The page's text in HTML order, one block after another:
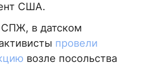
США.
в датском
провели
возле посольства